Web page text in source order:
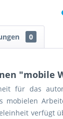
0
"mobile
für das
mobielen
verfügt